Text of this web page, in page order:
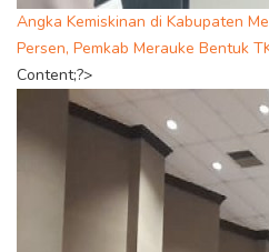
Angka Kemiskinan di Kabupaten
Persen, Pemkab Merauke Bentuk
Content;?>